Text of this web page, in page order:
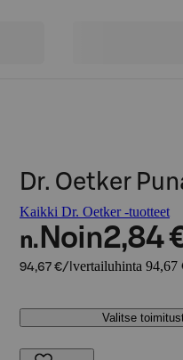
Dr. Oetker
Kaikki Dr. Oetker -tuotteet
n. Noin2,84
94,67 €/l vertailuhinta 94,67
Valitse